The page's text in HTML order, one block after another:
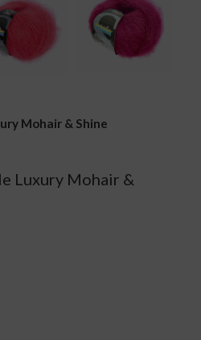
Mohair & Shine
Luxury Mohair &